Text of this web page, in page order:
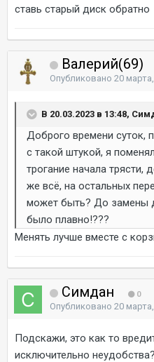
ставь старый диск обратно
Валерий(69)
Опубликовано 20
В 20.03.2023 в 13:48,
Доброго времени суток,
с такой штукой, я
трогание начала трясти,
же всё, на остальных
может быть? До замены
было плавно!???
Менять лучше вместе с
Симдан 0
Опубликовано 20
Подскажи, это как то
исключительно неудобства?